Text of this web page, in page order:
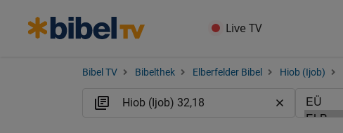
Live TV
Bibel TV Bibelthek Elberfelder Bibel Hiob (Ijob)